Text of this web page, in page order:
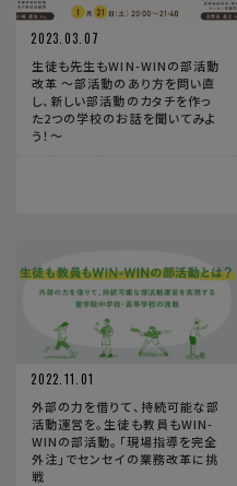
る
2023.03.07
生徒も先生もWIN-WINの部活動
改革 〜部活動のあり方を問い直
し、新しい部活動のカタチを作っ
た2つの学校のお話を聞いてみよ
う！〜
2022.11.01
外部の力を借りて、持続可能な部
活動運営を。生徒も教員もWIN-
WINの部活動。「現場指導を完全
外注」でセンセイの業務改革に挑
戦